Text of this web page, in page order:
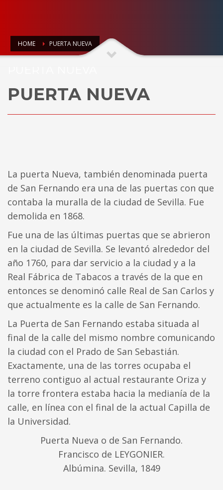
HOME PUERTA NUEVA
PUERTA NUEVA
La puerta Nueva, también denominada puerta
de San Fernando era una de las puertas con que
contaba la muralla de la ciudad de Sevilla. Fue
demolida en 1868.
Fue una de las últimas puertas que se abrieron
en la ciudad de Sevilla. Se levantó alrededor del
año 1760, para dar servicio a la ciudad y a la
Real Fábrica de Tabacos a través de la que en
entonces se denominó calle Real de San Carlos y
que actualmente es la calle de San Fernando.
La Puerta de San Fernando estaba situada al
final de la calle del mismo nombre comunicando
la ciudad con el Prado de San Sebastián.
Exactamente, una de las torres ocupaba el
terreno contiguo al actual restaurante Oriza y
la torre frontera estaba hacia la medianía de la
calle, en línea con el final de la actual Capilla de
la Universidad.
Puerta Nueva o de San Fernando.
Francisco de LEYGONIER.
Albúmina. Sevilla, 1849